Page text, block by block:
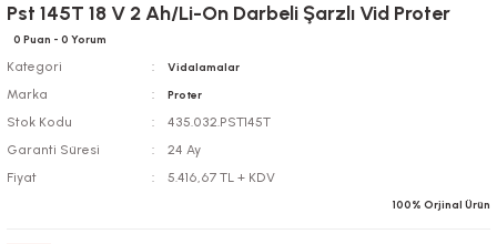
Pst 145T 18 V 2 Ah/Li-On Darbeli Şarzlı Vid Proter
0 Puan - 0 Yorum
Kategori Vidalamalar
Marka Proter
Stok Kodu
435.032.PST145T
Garanti Süresi
24 Ay
Fiyat
5.416,67 TL + KDV
100% Orjinal Ürün